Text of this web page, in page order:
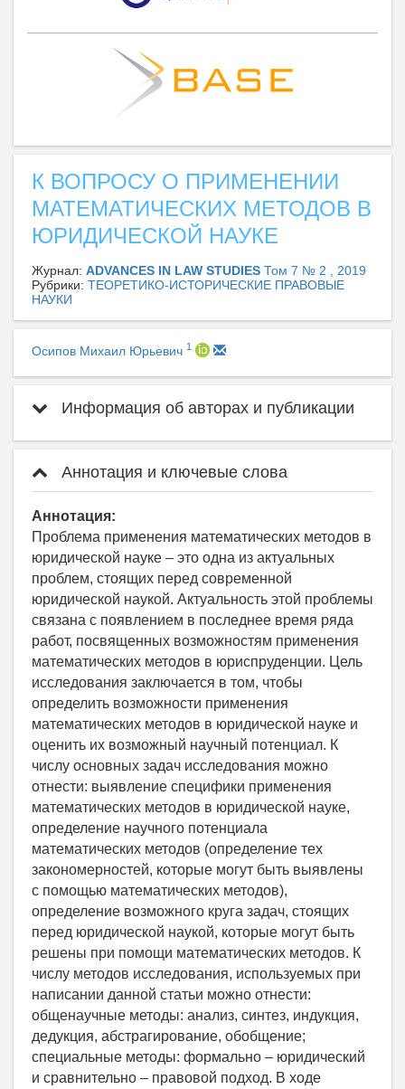
К ВОПРОСУ О ПРИМЕНЕНИИ
МАТЕМАТИЧЕСКИХ МЕТОДОВ В
ЮРИДИЧЕСКОЙ НАУКЕ
Журнал: ADVANCES IN LAW STUDIES Том 7 № 2 , 2019
Рубрики: ТЕОРЕТИКО-ИСТОРИЧЕСКИЕ ПРАВОВЫЕ
НАУКИ
Осипов Михаил Юрьевич 1
Информация об авторах и публикации
Аннотация и ключевые слова
Аннотация:
Проблема применения математических методов в
юридической науке – это одна из актуальных
проблем, стоящих перед современной
юридической наукой. Актуальность этой проблемы
связана с появлением в последнее время ряда
работ, посвященных возможностям применения
математических методов в юриспруденции. Цель
исследования заключается в том, чтобы
определить возможности применения
математических методов в юридической науке и
оценить их возможный научный потенциал. К
числу основных задач исследования можно
отнести: выявление специфики применения
математических методов в юридической науке,
определение научного потенциала
математических методов (определение тех
закономерностей, которые могут быть выявлены
с помощью математических методов),
определение возможного круга задач, стоящих
перед юридической наукой, которые могут быть
решены при помощи математических методов. К
числу методов исследования, используемых при
написании данной статьи можно отнести:
общенаучные методы: анализ, синтез, индукция,
дедукция, абстрагирование, обобщение;
специальные методы: формально – юридический
и сравнительно – правовой подход. В ходе